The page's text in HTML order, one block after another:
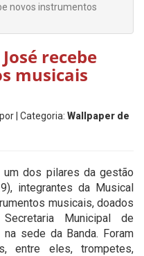
novos instrumentos
recebe
musicais
| Categoria: Wallpaper de
um dos pilares da gestão
integrantes da Musical
musicais, doados
Municipal de
na sede da Banda. Foram
entre eles, trompetes,